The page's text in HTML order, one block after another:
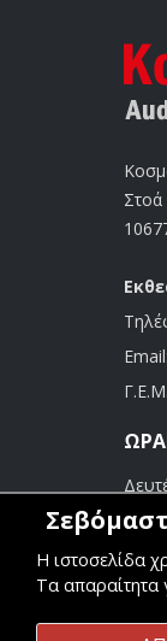
Στοά
Email:
Η ιστοσελίδα
Τα απαραίτητα